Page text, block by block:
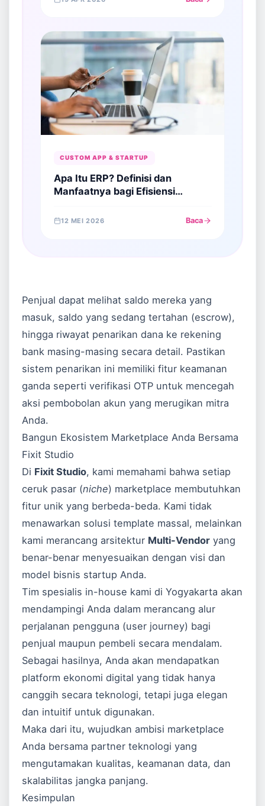
CUSTOM APP & STARTUP
Apa Itu ERP? Definisi dan
Manfaatnya bagi Efisiensi
12 MEI 2026 Baca
Penjual dapat melihat saldo mereka yang
masuk, saldo yang sedang tertahan (escrow),
hingga riwayat penarikan dana ke rekening
bank masing-masing secara detail. Pastikan
sistem penarikan ini memiliki fitur keamanan
ganda seperti verifikasi OTP untuk mencegah
aksi pembobolan akun yang merugikan mitra
Anda.
Bangun Ekosistem Marketplace Anda Bersama
Fixit Studio
Di Fixit Studio, kami memahami bahwa setiap
ceruk pasar (niche) marketplace membutuhkan
fitur unik yang berbeda-beda. Kami tidak
menawarkan solusi template massal, melainkan
kami merancang arsitektur Multi-Vendor yang
benar-benar menyesuaikan dengan visi dan
model bisnis startup Anda.
Tim spesialis in-house kami di Yogyakarta akan
mendampingi Anda dalam merancang alur
perjalanan pengguna (user journey) bagi
penjual maupun pembeli secara mendalam.
Sebagai hasilnya, Anda akan mendapatkan
platform ekonomi digital yang tidak hanya
canggih secara teknologi, tetapi juga elegan
dan intuitif untuk digunakan.
Maka dari itu, wujudkan ambisi marketplace
Anda bersama partner teknologi yang
mengutamakan kualitas, keamanan data, dan
skalabilitas jangka panjang.
Kesimpulan